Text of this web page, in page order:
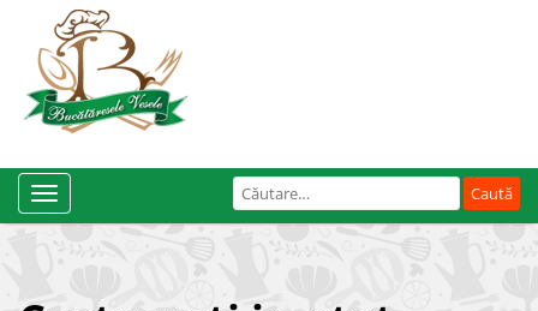
Caută
după:
Toggle
Navigation